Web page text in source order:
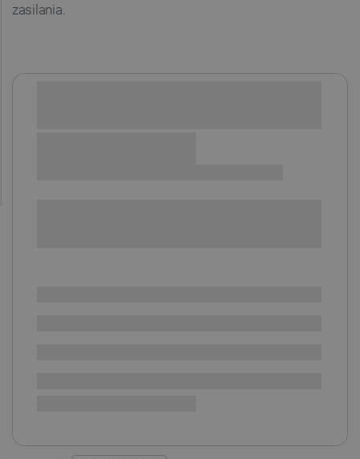
zasilania.